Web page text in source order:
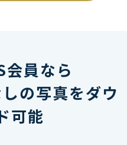
員なら
の写真をダウ
可能